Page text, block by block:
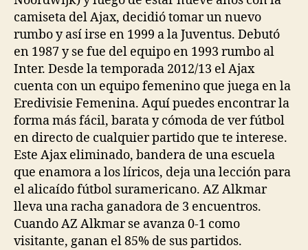
camiseta del Ajax, decidió tomar un nuevo
rumbo y así irse en 1999 a la Juventus. Debutó
en 1987 y se fue del equipo en 1993 rumbo al
Inter. Desde la temporada 2012/13 el Ajax
cuenta con un equipo femenino que juega en la
Eredivisie Femenina. Aquí puedes encontrar la
forma más fácil, barata y cómoda de ver fútbol
en directo de cualquier partido que te interese.
Este Ajax eliminado, bandera de una escuela
que enamora a los líricos, deja una lección para
el alicaído fútbol suramericano. AZ Alkmar
lleva una racha ganadora de 3 encuentros.
Cuando AZ Alkmar se avanza 0-1 como
visitante, ganan el 85% de sus partidos.